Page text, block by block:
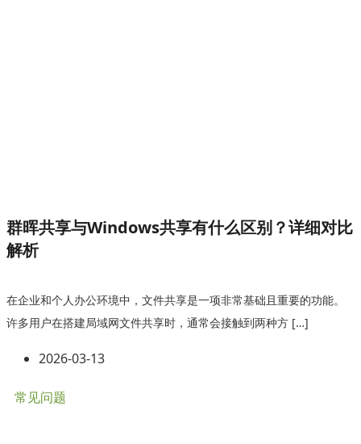
群晖共享与Windows共享有什么区别？详细对比
解析
在企业和个人办公环境中，文件共享是一项非常基础且重要的功能。
许多用户在搭建局域网文件共享时，通常会接触到两种方 […]
2026-03-13
常见问题